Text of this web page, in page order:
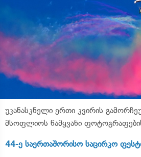
უკანასკნელი ერთი კვირის
მსოფლიოს წამყვანი
44-ე საერთაშორისო საცირკო